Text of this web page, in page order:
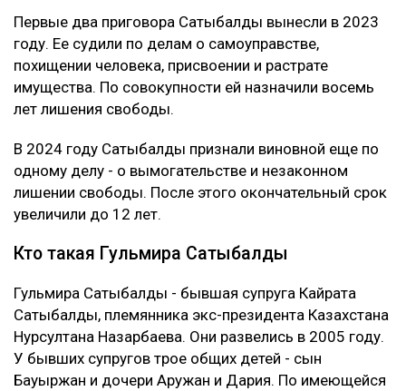
Первые два приговора Сатыбалды вынесли в 2023
году. Ее судили по делам о самоуправстве,
похищении человека, присвоении и растрате
имущества. По совокупности ей назначили восемь
лет лишения свободы.
В 2024 году Сатыбалды признали виновной еще по
одному делу - о вымогательстве и незаконном
лишении свободы. После этого окончательный срок
увеличили до 12 лет.
Кто такая Гульмира Сатыбалды
Гульмира Сатыбалды - бывшая супруга Кайрата
Сатыбалды, племянника экс-президента Казахстана
Нурсултана Назарбаева. Они развелись в 2005 году.
У бывших супругов трое общих детей - сын
Бауыржан и дочери Аружан и Дария. По имеющейся